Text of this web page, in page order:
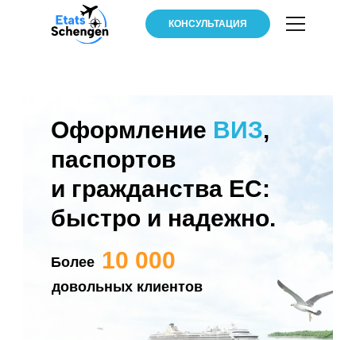
КОНСУЛЬТАЦИЯ
10 000
довольных клиентов
Более
Оформление ВИЗ,
паспортов
и гражданства ЕС:
быстро и надежно.